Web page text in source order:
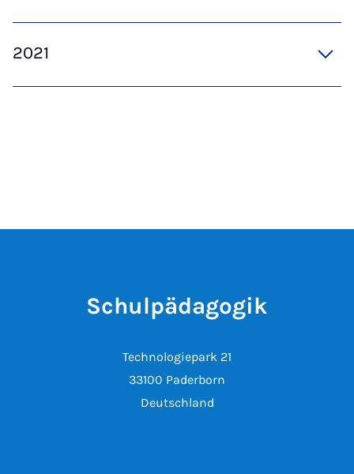
2021
Schulpädagogik
Technologiepark 21
33100 Paderborn
Deutschland